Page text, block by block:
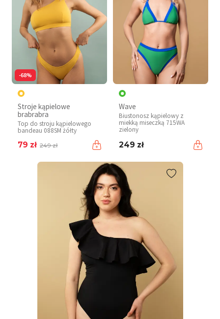
-68%
Stroje kąpielowe
brabrabra
Top do stroju kąpielowego
bandeau 088SM żółty
79 zł 249 zł
Wave
Biustonosz kąpielowy z
miekką miseczką 715WA
zielony
249 zł